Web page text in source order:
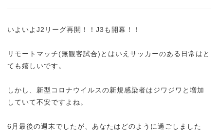
いよいよJ2リーグ再開！！J3も開幕！！
リモートマッチ(無観客試合)とはいえサッカーのある日常はと
ても嬉しいです。
しかし、新型コロナウイルスの新規感染者はジワジワと増加
していて不安ですよね。
6月最後の週末でしたが、あなたはどのように過ごしました